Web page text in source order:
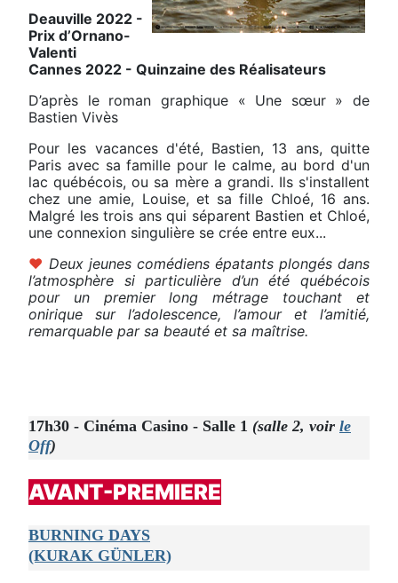
Deauville 2022 -
Prix d’Ornano-
Valenti
Cannes 2022 - Quinzaine des Réalisateurs
D’après le roman graphique « Une sœur » de
Bastien Vivès
Pour les vacances d'été, Bastien, 13 ans, quitte
Paris avec sa famille pour le calme, au bord d'un
lac québécois, ou sa mère a grandi. Ils s'installent
chez une amie, Louise, et sa fille Chloé, 16 ans.
Malgré les trois ans qui séparent Bastien et Chloé,
une connexion singulière se crée entre eux...
♥ Deux jeunes comédiens épatants plongés dans
l’atmosphère si particulière d’un été québécois
pour un premier long métrage touchant et
onirique sur l’adolescence, l’amour et l’amitié,
remarquable par sa beauté et sa maîtrise.
17h30 - Cinéma Casino - Salle 1 (salle 2, voir le
Off)
AVANT-PREMIERE
BURNING DAYS
(KURAK GÜNLER)